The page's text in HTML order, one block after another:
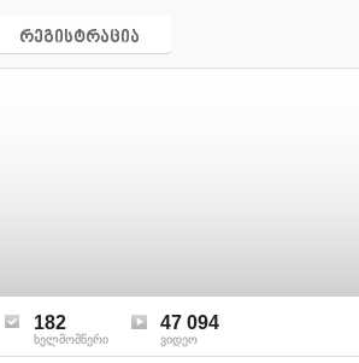
რეგისტრაცია
182
ხელმომწერი
47 094
ვიდეო